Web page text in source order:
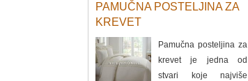
PAMUČNA POSTELJINA ZA
KREVET
Pamučna posteljina za
krevet je jedna od
stvari koje najviše